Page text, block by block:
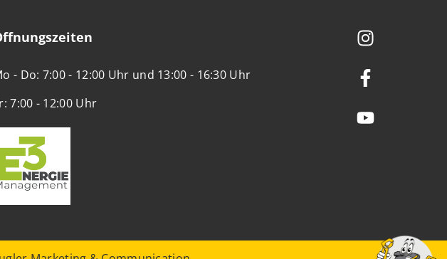
- Do: 7:00 - 12:00 Uhr und 13:00 - 16:30 Uhr
7:00 - 12:00 Uhr